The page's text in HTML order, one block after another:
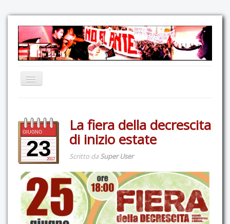
Comunicazione
Eventi
GAS Felce & Mirtillo
No Ponte!
Ricostruiamo il Cartella!
Mediateca
GIUGNO
232017
La fiera della decrescita
di inizio estate
Scritto daSuper User